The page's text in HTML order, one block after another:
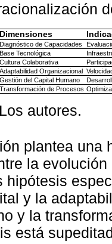
Dimensiones
Diagnóstico de Capacidades
Base Tecnológica
Cultura Colaborativa
Adaptabilidad Organizacional
Gestión del Capital Humano
Transformación de Procesos
autores.
plantea una
la
hipótesis
y la
y la
está